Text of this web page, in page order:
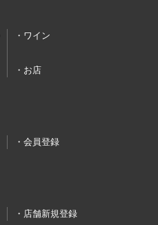
ワイン
お店
会員登録
店舗新規登録